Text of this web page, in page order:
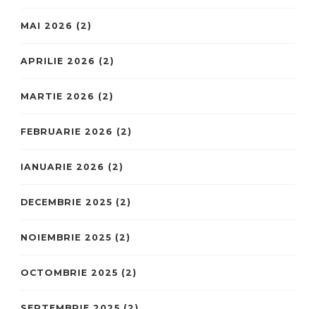
MAI 2026 (2)
APRILIE 2026 (2)
MARTIE 2026 (2)
FEBRUARIE 2026 (2)
IANUARIE 2026 (2)
DECEMBRIE 2025 (2)
NOIEMBRIE 2025 (2)
OCTOMBRIE 2025 (2)